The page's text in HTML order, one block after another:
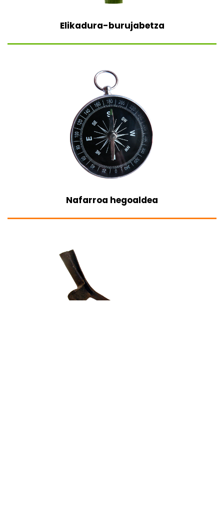
Elikadura-burujabetza
Nafarroa hegoaldea